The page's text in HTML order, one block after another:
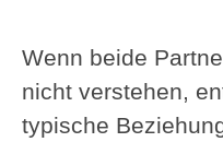
Wenn beide
nicht verstehen,
typische